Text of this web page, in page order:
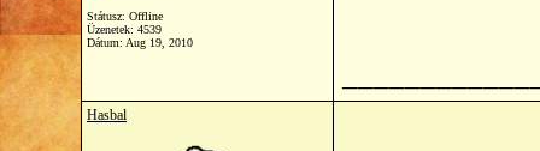
Státusz: Offline
Üzenetek: 4539
Dátum: Aug 19, 2010
Hasbal